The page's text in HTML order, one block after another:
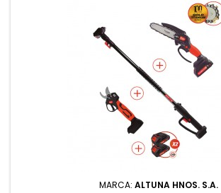
MARCA: ALTUNA HNOS. S.A.